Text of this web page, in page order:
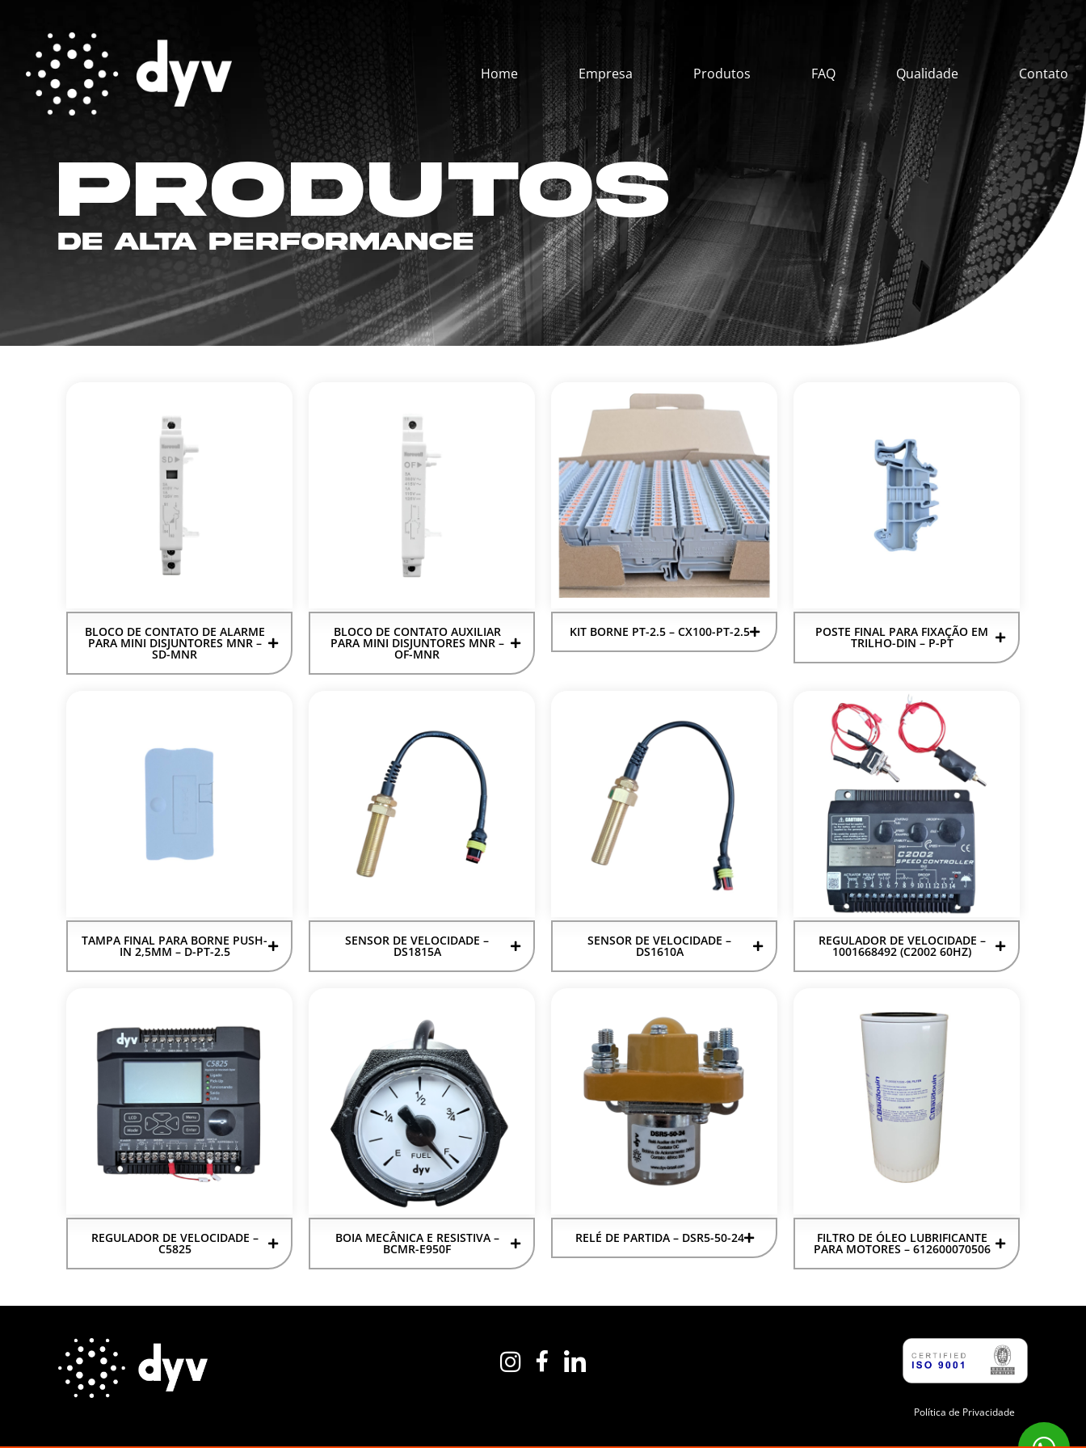
Home Empresa Produtos FAQ Qualidade Contato
Produtos
De alta performance
BLOCO DE CONTATO DE ALARME
PARA MINI DISJUNTORES MNR –
SD-MNR
BLOCO DE CONTATO AUXILIAR
PARA MINI DISJUNTORES MNR –
OF-MNR
KIT BORNE PT-2.5 – CX100-PT-2.5 POSTE FINAL PARA FIXAÇÃO EM
TRILHO-DIN – P-PT
TAMPA FINAL PARA BORNE PUSH-
IN 2,5MM – D-PT-2.5
SENSOR DE VELOCIDADE –
DS1815A
SENSOR DE VELOCIDADE –
DS1610A
REGULADOR DE VELOCIDADE –
1001668492 (C2002 60HZ)
REGULADOR DE VELOCIDADE –
C5825
BOIA MECÂNICA E RESISTIVA –
BCMR-E950F
RELÉ DE PARTIDA – DSR5-50-24 FILTRO DE ÓLEO LUBRIFICANTE
PARA MOTORES – 612600070506
Política de Privacidade